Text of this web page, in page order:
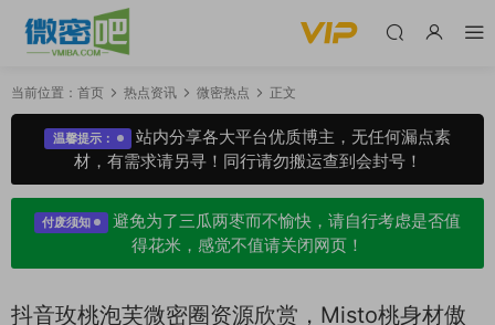
当前位置： 首页 热点资讯 微密热点 正文
温馨提示：
站内分享各大平台优质博主，无任何漏点素
材，有需求请另寻！同行请勿搬运查到会封号！
付废须知
避免为了三瓜两枣而不愉快，请自行考虑是否值
得花米，感觉不值请关闭网页！
抖音玫桃泡芙微密圈资源欣赏，Misto桃身材傲